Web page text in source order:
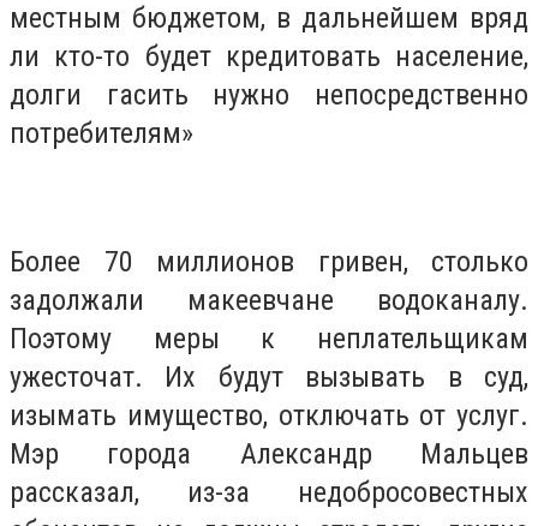
местным бюджетом, в дальнейшем вряд
ли кто-то будет кредитовать население,
долги гасить нужно непосредственно
потребителям»
Более 70 миллионов гривен, столько
задолжали макеевчане водоканалу.
Поэтому меры к неплательщикам
ужесточат. Их будут вызывать в суд,
изымать имущество, отключать от услуг.
Мэр города Александр Мальцев
рассказал, из-за недобросовестных